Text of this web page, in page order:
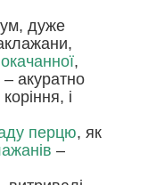
дуже
,
– акуратно
і
перцю, як
–